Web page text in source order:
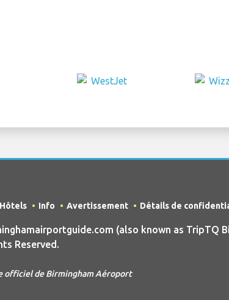
Hôtels Info Avertissement Détails de
(also known as TripTQ
Reserved.
officiel de Birmingham Aéroport